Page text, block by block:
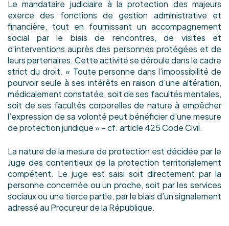
Le mandataire judiciaire à la protection des majeurs
exerce des fonctions de gestion administrative et
financière, tout en fournissant un accompagnement
social par le biais de rencontres, de visites et
d’interventions auprès des personnes protégées et de
leurs partenaires. Cette activité se déroule dans le cadre
strict du droit. « Toute personne dans l’impossibilité de
pourvoir seule à ses intérêts en raison d’une altération,
médicalement constatée, soit de ses facultés mentales,
soit de ses facultés corporelles de nature à empêcher
l’expression de sa volonté peut bénéficier d’une mesure
de protection juridique » – cf. article 425 Code Civil.
La nature de la mesure de protection est décidée par le
Juge des contentieux de la protection territorialement
compétent. Le juge est saisi soit directement par la
personne concernée ou un proche, soit par les services
sociaux ou une tierce partie, par le biais d’un signalement
adressé au Procureur de la République.